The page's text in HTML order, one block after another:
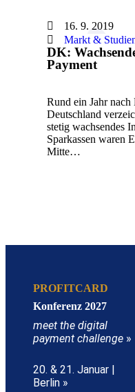
16. 9. 2019
Markt &
DK:
Payment
Rund ein Jahr
Deutschland
stetig wachsendes
Sparkassen waren
Mitte…
PROFITCARD
Konferenz 2027
meet the digital
payment challenge »
20. & 21. Januar |
Berlin »